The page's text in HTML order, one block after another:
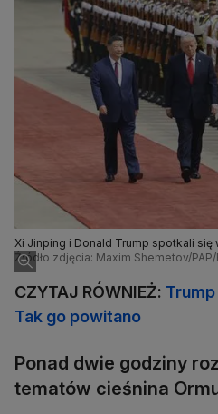
Xi Jinping i Donald Trump spotkali się
pierwszy od 2017 roku
Źródło zdjęcia: Maxim Shemetov/PAP/
CZYTAJ RÓWNIEŻ: Trump
Tak go powitano
Ponad dwie godziny
tematów cieśnina